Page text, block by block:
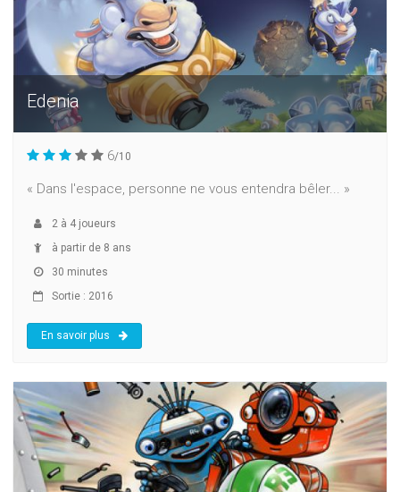
Edenia
6/10
« Dans l'espace, personne ne vous entendra bêler... »
2 à 4 joueurs
à partir de 8 ans
30 minutes
Sortie : 2016
En savoir plus